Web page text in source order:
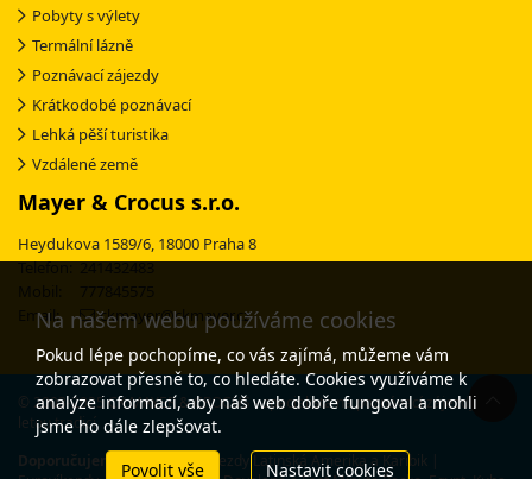
Pobyty s výlety
Termální lázně
Poznávací zájezdy
Krátkodobé poznávací
Lehká pěší turistika
Vzdálené země
Mayer & Crocus s.r.o.
Heydukova 1589/6, 18000 Praha 8
Telefon: 241432483
Email:
ckmayer@ckmayer.cz
© 2003-2025 CK MAYER & CROCUS - specialista na poznávací zájezdy s 30-
letou tradicí
Doporučujeme:Poznávací zájezdy Latinská Amerika a Karibik
Na našem webu používáme cookies
Pokud lépe pochopíme, co vás zajímá, můžeme vám
zobrazovat přesně to, co hledáte. Cookies využíváme k
analýze informací, aby náš web dobře fungoval a mohli
jsme ho dále zlepšovat.
Povolit vše
Nastavit cookies